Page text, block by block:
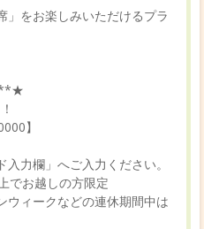
」をお楽しみいただけるプラ
**★
】
力欄」へご入力ください。
でお越しの方限定
ィークなどの連休期間中は